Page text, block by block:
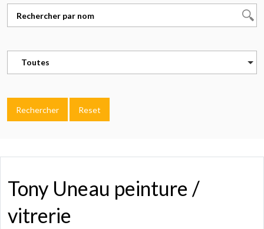
Toutes
Rechercher Reset
Tony Uneau peinture /
vitrerie